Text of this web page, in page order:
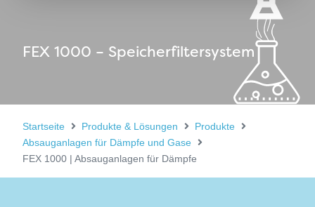
FEX 1000 – Speicherfiltersystem
Startseite Produkte & Lösungen
Produkte
Absauganlagen für Dämpfe und Gase
FEX 1000 | Absauganlagen für Dämpfe